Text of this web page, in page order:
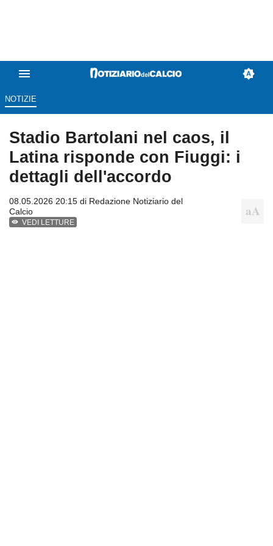
NOTIZIE
Stadio Bartolani nel caos, il
Latina risponde con Fiuggi: i
dettagli dell'accordo
08.05.2026 20:15 di Redazione Notiziario del
Calcio
VEDI LETTURE